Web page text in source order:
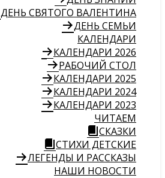
ДЕНЬ СВЯТОГО ВАЛЕНТИНА
ДЕНЬ СЕМЬИ
КАЛЕНДАРИ
КАЛЕНДАРИ 2026
РАБОЧИЙ СТОЛ
КАЛЕНДАРИ 2025
КАЛЕНДАРИ 2024
КАЛЕНДАРИ 2023
ЧИТАЕМ
СКАЗКИ
СТИХИ ДЕТСКИЕ
ЛЕГЕНДЫ И РАССКАЗЫ
НАШИ НОВОСТИ